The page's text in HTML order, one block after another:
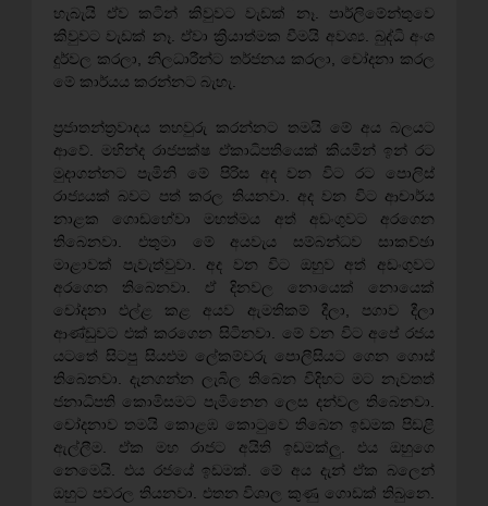
හැබැයි ඒව කටින් කිවුවට වැඩක් නෑ. පාර්ලිමේන්තුවෙ
කිවුවට වැඩක් නෑ. ඒවා ක්‍රියාත්මක වීමයි අවශ්‍ය. බුද්ධි අංශ
දුර්වල කරලා, නිලධාරීන්ට තර්ජනය කරලා, චෝදනා කරල
මේ කාර්යය කරන්නට බැහැ.
ප්‍රජාතන්ත්‍රවාදය තහවුරු කරන්නට තමයි මේ අය බලයට
ආවේ. මහින්ද රාජපක්ෂ ඒකාධිපතියෙක් කියමින් ඉන් රට
මුදාගන්නට පැමිනි මේ පිරිස අද වන විට රට පොලිස්
රාජ්‍යයක් බවට පත් කරල තියනවා. අද වන විට ආචාර්ය
නාළක ගොඩහේවා මහත්මය අත් අඩංගුවට අරගෙන
තිබෙනවා. එතුමා මේ අයවැය සම්බන්ධව සාකච්ඡා
මාළාවක් පැවැත්වුවා. අද වන විට ඔහුව අත් අඩංගුවට
අරගෙන තිබෙනවා. ඒ දිනවල නොයෙක් නොයෙක්
චෝදනා එල්ළ කළ අයව ඇමතිකම් දීලා, පගාව දීලා
ආණ්ඩුවට එක් කරගෙන සිටිනවා. මේ වන විට අපේ රජය
යටතේ සිටපු සියළුම ලේකම්වරු පොලීසියට ගෙන ගොස්
තිබෙනවා. දැනගන්න ලැබිල තිබෙන විදිහට මට නැවතත්
ජනාධිපති කොමිසමට පැමිනෙන ලෙස දන්වල තිබෙනවා.
චෝදනාව තමයි කොළඹ කොටුවෙ තිබෙන ඉඩමක පිඩළි
ඇල්ලීම. ඒක මහ රාජට අයිති ඉඩමක්ලු. එය ඔහුගෙ
නෙමෙයි. එය රජයේ ඉඩමක්. මේ අය දැන් ඒක බලෙන්
ඔහුට පවරල තියනවා. එතන විශාල කුණු ගොඩක් තිබුනෙ.